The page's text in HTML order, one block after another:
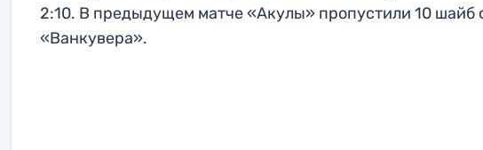
2:10. В предыдущем матче «Акулы» пропустили 10 шайб
«Ванкувера».